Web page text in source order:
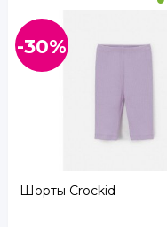
-30%
Шорты Crockid